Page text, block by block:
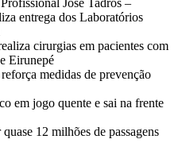
José Tadros –
entrega dos Laboratórios
cirurgias em pacientes com
Eirunepé
medidas de prevenção
em jogo quente e sai na frente
12 milhões de passagens